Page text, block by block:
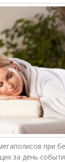
при
за день